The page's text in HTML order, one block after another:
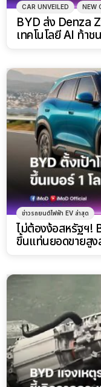
CAR UNVEILED NEW
BYD ส่ง Denza
เทคโนโลยี AI ท้า
ข่าวรถยนต์ไฟฟ้า EV ล่าสุด
ไม่ต้องง้อสหรัฐฯ!
ขึ้นแท่นยอดขายสู